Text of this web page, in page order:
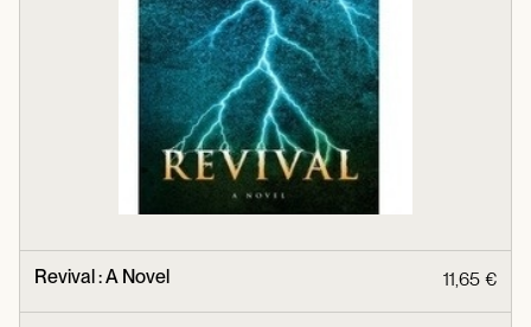
Revival : A Novel 11,65 €